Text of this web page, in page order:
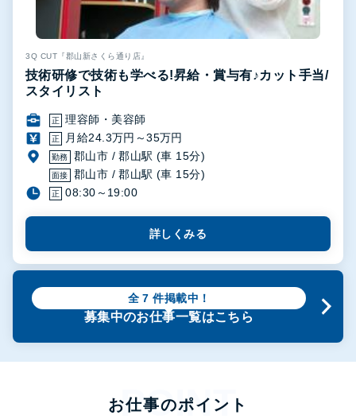
3Q CUT『郡山新さくら通り店』
技術研修で技術も学べる!昇給・賞与有♪カット手当/
スタイリスト
正 理容師・美容師
正 月給24.3万円～35万円
勤務 郡山市 / 郡山駅 (車 15分)
面接 郡山市 / 郡山駅 (車 15分)
正 08:30～19:00
詳しくみる
全7 件掲載中！
募集中のお仕事一覧はこちら
お仕事のポイント